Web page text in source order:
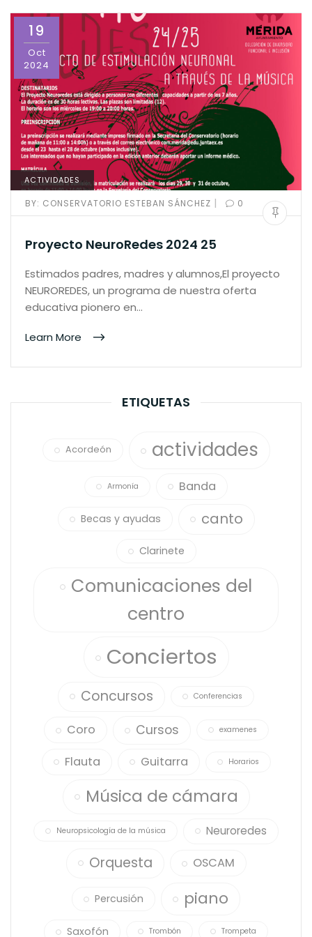
19
Oct
2024
ACTIVIDADES
BY: CONSERVATORIO ESTEBAN SÁNCHEZ | 0
Proyecto NeuroRedes 2024 25
Estimados padres, madres y alumnos,El proyecto
NEUROREDES, un programa de nuestra oferta
educativa pionero en…
Learn More
ETIQUETAS
Acordeón actividades
Armonía Banda
Becas y ayudas canto
Clarinete
Comunicaciones del
centro
Conciertos
Concursos Conferencias
Coro Cursos examenes
Flauta Guitarra Horarios
Música de cámara
Neuropsicología de la música Neuroredes
Orquesta OSCAM
Percusión piano
Saxofón Trombón Trompeta